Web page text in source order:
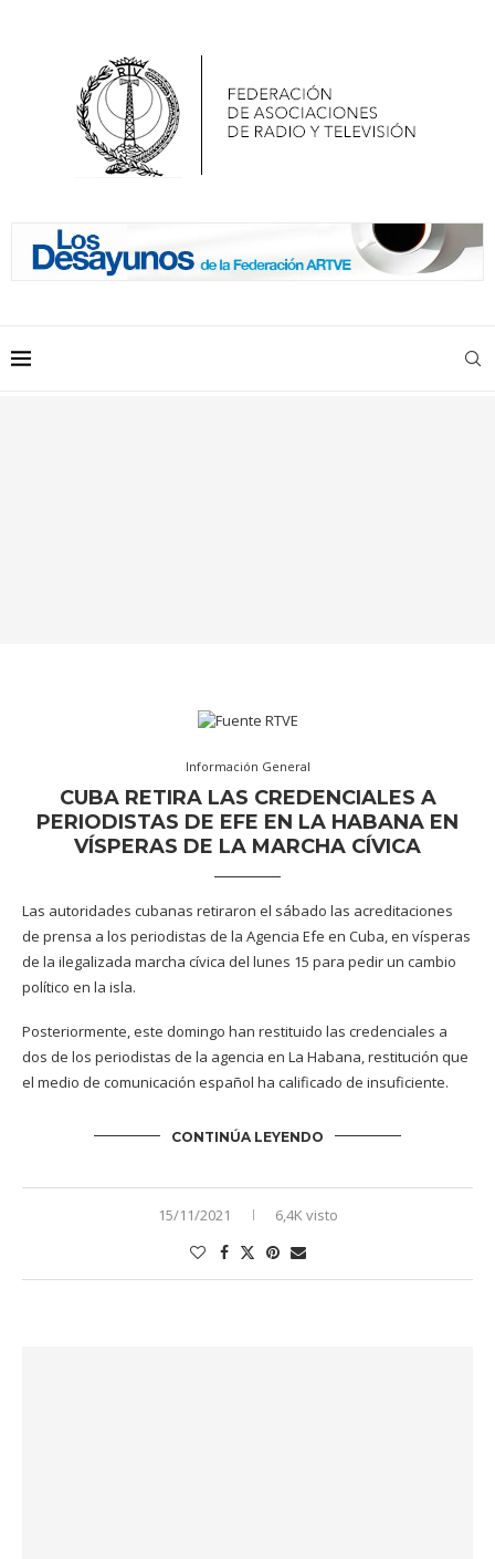
Información General
CUBA RETIRA LAS CREDENCIALES A
PERIODISTAS DE EFE EN LA HABANA EN
VÍSPERAS DE LA MARCHA CÍVICA
Las autoridades cubanas retiraron el sábado las acreditaciones
de prensa a los periodistas de la Agencia Efe en Cuba, en vísperas
de la ilegalizada marcha cívica del lunes 15 para pedir un cambio
político en la isla.
Posteriormente, este domingo han restituido las credenciales a
dos de los periodistas de la agencia en La Habana, restitución que
el medio de comunicación español ha calificado de insuficiente.
CONTINÚA LEYENDO
15/11/2021 6,4K visto